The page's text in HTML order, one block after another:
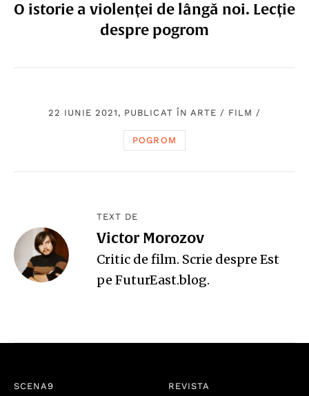
O istorie a violenței de lângă noi. Lecție
despre pogrom
22 IUNIE 2021, PUBLICAT ÎN ARTE / FILM /
POGROM
TEXT DE
Victor Morozov
Critic de film. Scrie despre Est
pe FuturEast.blog.
SCENA9 REVISTA